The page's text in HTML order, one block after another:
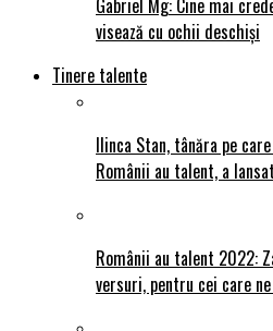
Gabriel Mg: Cine mai
visează cu ochii deschiși
Tinere talente
Ilinca Stan, tânăra pe
Românii au talent, a
Românii au talent 2022:
versuri, pentru cei care